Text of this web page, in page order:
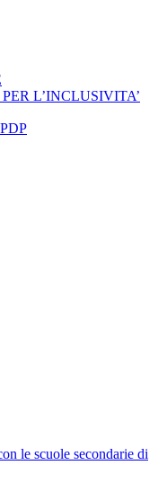
L’INCLUSIVITA’
le scuole secondarie di